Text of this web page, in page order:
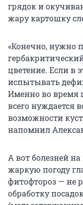
грядок и
жару картошку
«Конечно, нужно
цветение. Если в
испытывать
Именно во время
всего нуждается
возможности
напомнил
А вот болезней
жаркую погоду
фитофтороз — не
обработку